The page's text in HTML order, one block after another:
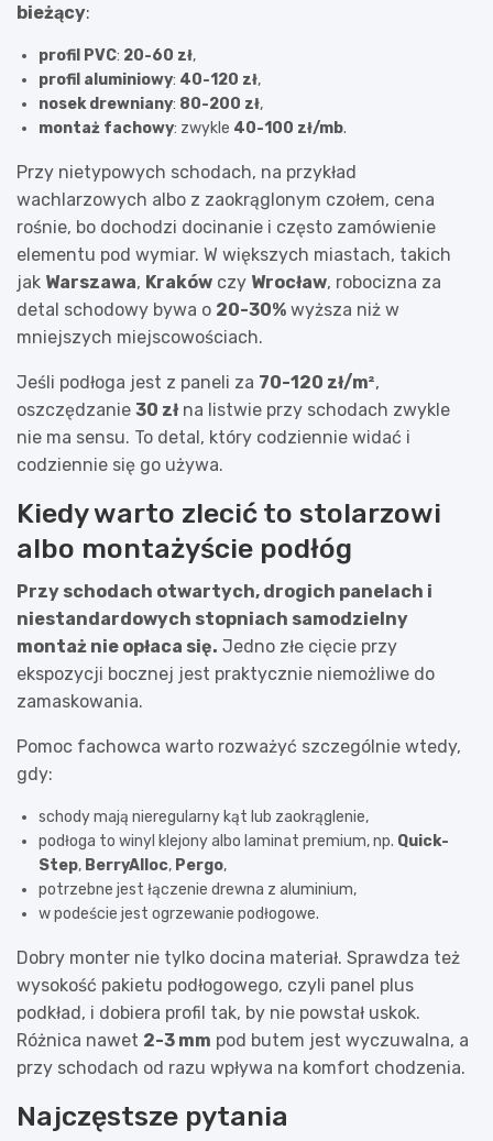
bieżący:
profil PVC: 20-60 zł,
profil aluminiowy: 40-120 zł,
nosek drewniany: 80-200 zł,
montaż fachowy: zwykle 40-100 zł/mb.
Przy nietypowych schodach, na przykład
wachlarzowych albo z zaokrąglonym czołem, cena
rośnie, bo dochodzi docinanie i często zamówienie
elementu pod wymiar. W większych miastach, takich
jak Warszawa, Kraków czy Wrocław, robocizna za
detal schodowy bywa o 20-30% wyższa niż w
mniejszych miejscowościach.
Jeśli podłoga jest z paneli za 70-120 zł/m²,
oszczędzanie 30 zł na listwie przy schodach zwykle
nie ma sensu. To detal, który codziennie widać i
codziennie się go używa.
Kiedy warto zlecić to stolarzowi
albo montażyście podłóg
Przy schodach otwartych, drogich panelach i
niestandardowych stopniach samodzielny
montaż nie opłaca się. Jedno złe cięcie przy
ekspozycji bocznej jest praktycznie niemożliwe do
zamaskowania.
Pomoc fachowca warto rozważyć szczególnie wtedy,
gdy:
schody mają nieregularny kąt lub zaokrąglenie,
podłoga to winyl klejony albo laminat premium, np. Quick-
Step, BerryAlloc, Pergo,
potrzebne jest łączenie drewna z aluminium,
w podeście jest ogrzewanie podłogowe.
Dobry monter nie tylko docina materiał. Sprawdza też
wysokość pakietu podłogowego, czyli panel plus
podkład, i dobiera profil tak, by nie powstał uskok.
Różnica nawet 2-3 mm pod butem jest wyczuwalna, a
przy schodach od razu wpływa na komfort chodzenia.
Najczęstsze pytania